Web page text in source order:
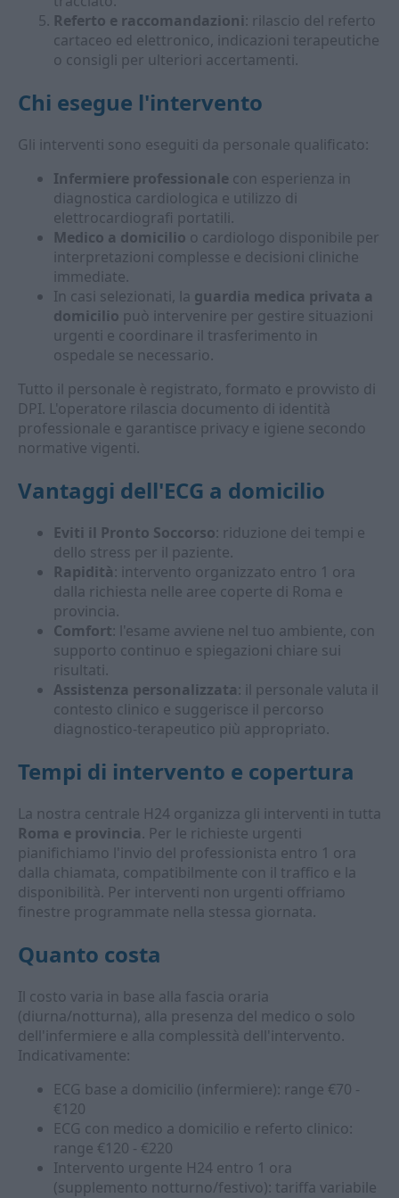
Referto e raccomandazioni: rilascio del referto
cartaceo ed elettronico, indicazioni terapeutiche
o consigli per ulteriori accertamenti.
Chi esegue l'intervento
Gli interventi sono eseguiti da personale qualificato:
Infermiere professionale con esperienza in
diagnostica cardiologica e utilizzo di
elettrocardiografi portatili.
Medico a domicilio o cardiologo disponibile per
interpretazioni complesse e decisioni cliniche
immediate.
In casi selezionati, la guardia medica privata a
domicilio può intervenire per gestire situazioni
urgenti e coordinare il trasferimento in
ospedale se necessario.
Tutto il personale è registrato, formato e provvisto di
DPI. L'operatore rilascia documento di identità
professionale e garantisce privacy e igiene secondo
normative vigenti.
Vantaggi dell'ECG a domicilio
Eviti il Pronto Soccorso: riduzione dei tempi e
dello stress per il paziente.
Rapidità: intervento organizzato entro 1 ora
dalla richiesta nelle aree coperte di Roma e
provincia.
Comfort: l'esame avviene nel tuo ambiente, con
supporto continuo e spiegazioni chiare sui
risultati.
Assistenza personalizzata: il personale valuta il
contesto clinico e suggerisce il percorso
diagnostico-terapeutico più appropriato.
Tempi di intervento e copertura
La nostra centrale H24 organizza gli interventi in tutta
Roma e provincia. Per le richieste urgenti
pianifichiamo l'invio del professionista entro 1 ora
dalla chiamata, compatibilmente con il traffico e la
disponibilità. Per interventi non urgenti offriamo
finestre programmate nella stessa giornata.
Quanto costa
Il costo varia in base alla fascia oraria
(diurna/notturna), alla presenza del medico o solo
dell'infermiere e alla complessità dell'intervento.
Indicativamente:
ECG base a domicilio (infermiere): range €70 -
€120
ECG con medico a domicilio e referto clinico:
range €120 - €220
Intervento urgente H24 entro 1 ora
(supplemento notturno/festivo): tariffa variabile